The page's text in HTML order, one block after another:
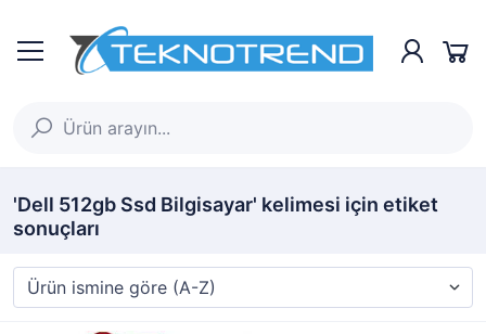
'Dell 512gb Ssd Bilgisayar' kelimesi için etiket
sonuçları